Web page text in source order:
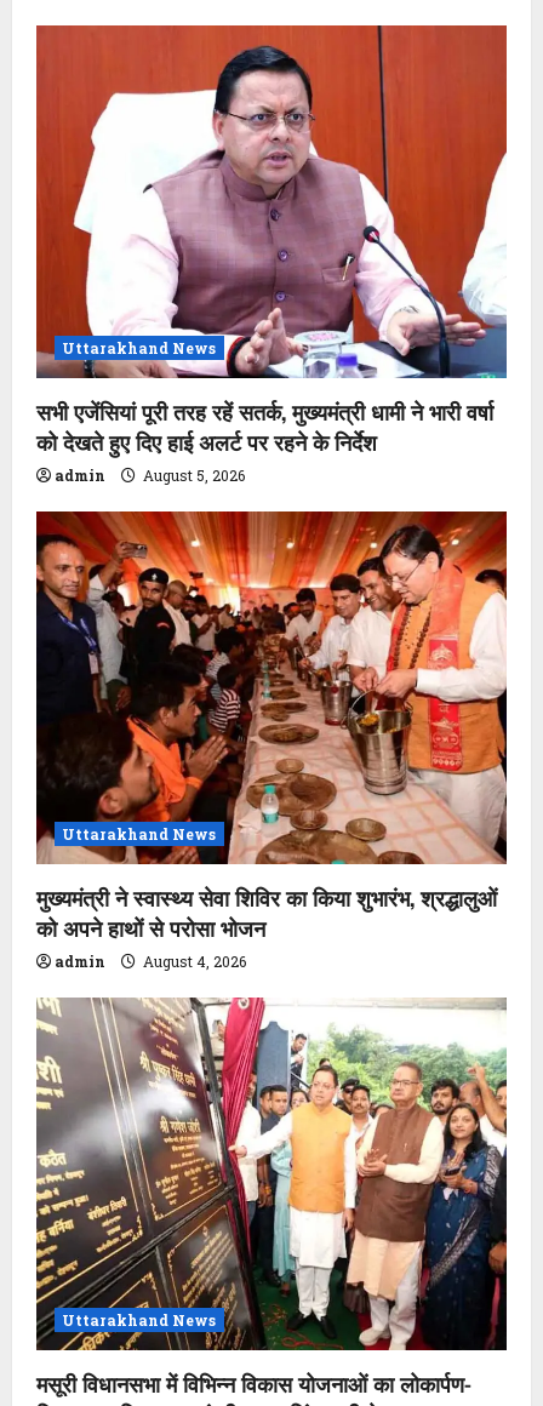
Uttarakhand News
सभी एजेंसियां पूरी तरह रहें सतर्क, मुख्यमंत्री धामी ने भारी वर्षा
को देखते हुए दिए हाई अलर्ट पर रहने के निर्देश
admin August 5, 2026
Uttarakhand News
मुख्यमंत्री ने स्वास्थ्य सेवा शिविर का किया शुभारंभ, श्रद्धालुओं
को अपने हाथों से परोसा भोजन
admin August 4, 2026
Uttarakhand News
मसूरी विधानसभा में विभिन्न विकास योजनाओं का लोकार्पण-